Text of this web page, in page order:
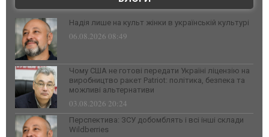
Надія лише на культ жінки в українській культурі
06.08.2026 08:49
Чому США не готові передати Україні ліцензію на
виробництво ракет Patriot: політика, безпека та
можливі альтернативи
03.08.2026 20:24
Перспектива: ЗСУ добомблять і всі інші склади
Wildberries